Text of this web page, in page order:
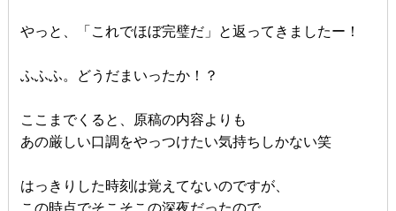
やっと、「これでほぼ完璧だ」と返ってきましたー！
ふふふ。どうだまいったか！？
ここまでくると、原稿の内容よりも
あの厳しい口調をやっつけたい気持ちしかない笑
はっきりした時刻は覚えてないのですが、
この時点でそこそこの深夜だったので